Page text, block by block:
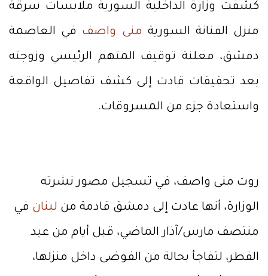
كشفت وزارة الداخلية السورية ملابسات سرقة
منزل الفنانة السورية منى واصف في العاصمة
دمشق، معلنة توقيف المتهم الرئيسي وزوجته
بعد تحقيقات قادت إلى كشف تفاصيل الواقعة
واستعادة جزء من المسروقات.
روت منى واصف، في تسجيل مصور نشرته
الوزارة، أنها عادت إلى دمشق قادمة من لبنان في
منتصف مارس/آذار الماضي، قبل أيام من عيد
الفطر، لتفاجأ بحالة من الفوضى داخل منزلها،